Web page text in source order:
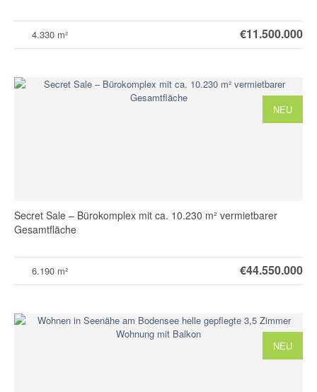
4.330 m² €11.500.000
NEU
Secret Sale – Bürokomplex mit ca. 10.230 m² vermietbarer
Gesamtfläche
6.190 m² €44.550.000
NEU